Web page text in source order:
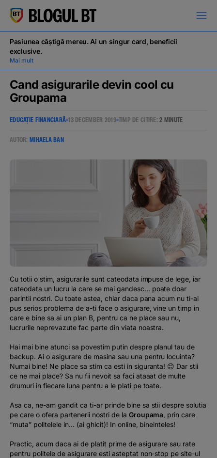
кириллица
Educație financiară
Pentru antreprenori
Banking, pe relaxare
Pasiunea câștigă mereu. Ai un singur card, beneficii
exclusive.
Mai mult
Cand asigurarile devin cool cu
Groupama
EDUCAȚIE FINANCIARĂ 13 DECEMBER 2019 TIMP DE CITIRE:2 MINUTE
AUTOR: MIHAELA BAN
Cu totii o stim, asigurarile sunt cateodata impuse de lege, iar
cateodata un lucru la care se mai gandesc… poate doar
parintii nostri. Cu toate astea, chiar daca pana acum nu ti-ai
pus serios problema de a-ti face o asigurare, vine un timp in
care e bine sa ai un plan B, pentru ca ne place sau nu,
lucrurile neprevazute fac parte din viata noastra.
Hai mai bine atunci sa povestim putin despre planul tau de
backup. Ai o asigurare de masina sau una pentru locuinta?
Numai bine! Ne place sa stim ca esti in siguranta! 😊 Dar stii
ce ne mai place? Sa nu fii nevoit sa faci ataaat de multe
drumuri in fiecare luna pentru a le plati pe toate.
Asa ca, ne-am gandit ca ti-ar prinde bine sa stii despre solutia
pe care o ofera partenerii nostri de la Groupama , prin care
“muta” politelele in… (ai ghicit)! In online, bineinteles!
Practic, acum daca ai de platit prime de asigurare sau rate
pentru politele de asigurare esti asteptat non-stop pe site-ul